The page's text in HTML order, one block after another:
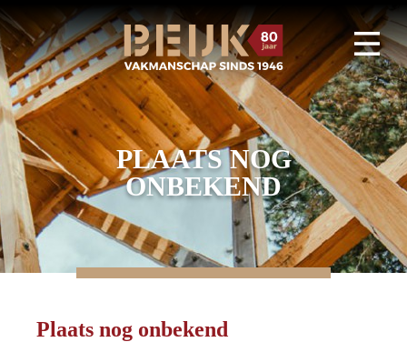
PLAATS NOG
ONBEKEND
Plaats nog onbekend